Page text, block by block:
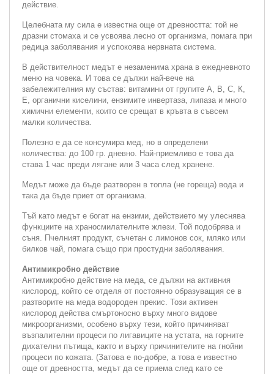
действие.
Целебната му сила е известна още от древността: той не
дразни стомаха и се усвоява лесно от организма, помага при
редица заболявания и успокоява нервната система.
В действителност медът е незаменима храна в ежедневното
меню на човека. И това се дължи най-вече на
забележителния му състав: витамини от групите А, В, С, К,
Е, органични киселини, ензимите инвертаза, липаза и много
химични елементи, които се срещат в кръвта в съвсем
малки количества.
Полезно е да се консумира мед, но в определени
количества: до 100 гр. дневно. Най-приемливо е това да
става 1 час преди лягане или 3 часа след хранене.
Медът може да бъде разтворен в топла (не гореща) вода и
така да бъде приет от организма.
Тъй като медът е богат на ензими, действието му улеснява
функциите на храносмилателните жлези. Той подобрява и
съня. Пчелният продукт, съчетан с лимонов сок, мляко или
билков чай, помага също при простудни заболявания.
Антимикробно действие
Антимикробно действие на меда, се дължи на активния
кислород, който се отделя от постоянно образуващия се в
разтворите на меда водороден прекис. Този активен
кислород действа смъртоносно върху много видове
микроорганизми, особено върху тези, който причиняват
възпалителни процеси по лигавиците на устата, на горните
дихателни пътища, както и върху причинителите на гнойни
процеси по кожата. (Затова е по-добре, а това е известно
още от древността, медът да се приема след като се